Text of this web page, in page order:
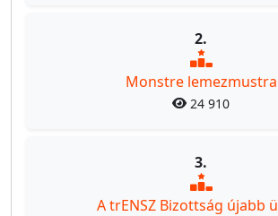
2.
Monstre lemezmustra
24 910
3.
A trENSZ Bizottság újabb